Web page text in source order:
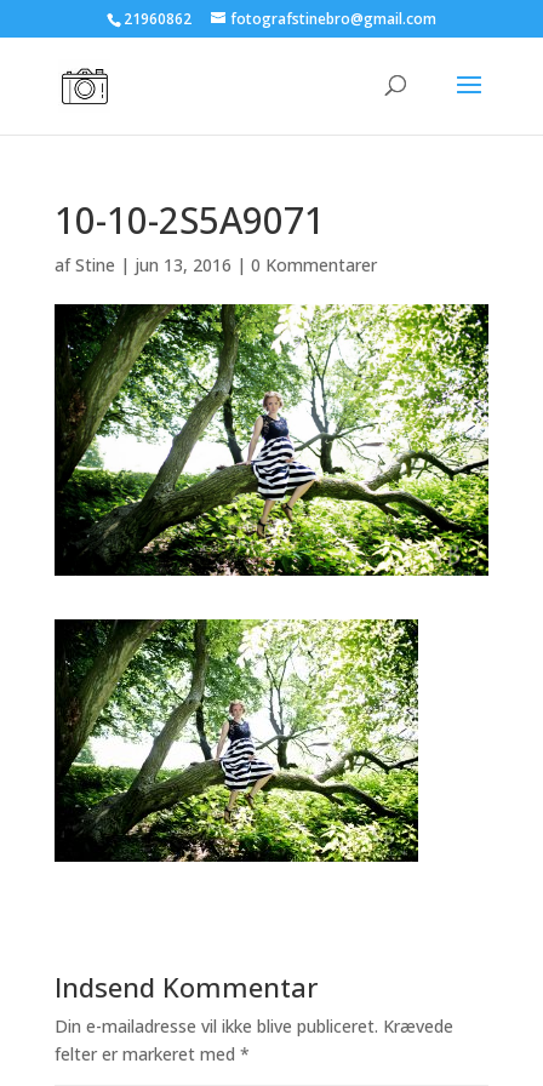
21960862 fotografstinebro@gmail.com
10-10-2S5A9071
afStine | jun 13, 2016 | 0 Kommentarer
Indsend Kommentar
Din e-mailadresse vil ikke blive publiceret. Krævede
felter er markeret med *